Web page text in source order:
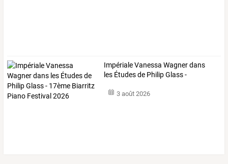
ImpérialeVanessa Wagnerdans
les Étudesde PhilipGlass-
3 août 2026